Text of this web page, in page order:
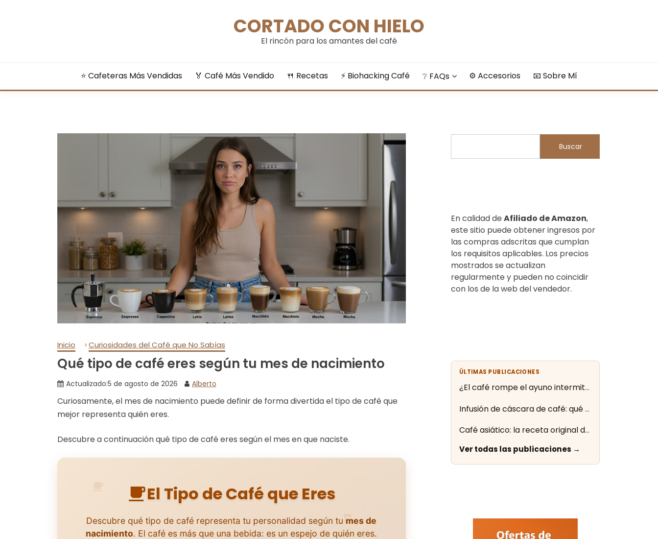
CORTADO CON HIELO
El rincón para los amantes del café
⭐ Cafeteras Más Vendidas 🏅​ Café Más Vendido 🍴​ Recetas ⚡​ Biohacking Café ❔​ FAQs ⚙️ Accesorios ​📧​ Sobre Mí
Inicio ›Curiosidades del Café que No Sabías
Qué tipo de café eres según tu mes de nacimiento
Actualizado:5 de agosto de 2026 Alberto
Curiosamente, el mes de nacimiento puede definir de forma divertida el tipo de café que
mejor representa quién eres.
Descubre a continuación qué tipo de café eres según el mes en que naciste.
El Tipo de Café que Eres
Descubre qué tipo de café representa tu personalidad según tu mes de
nacimiento. El café es más que una bebida: es un espejo de quién eres.
Buscar
En calidad de Afiliado de Amazon,
este sitio puede obtener ingresos por
las compras adscritas que cumplan
los requisitos aplicables. Los precios
mostrados se actualizan
regularmente y pueden no coincidir
con los de la web del vendedor.
ÚLTIMAS PUBLICACIONES
¿El café rompe el ayuno intermitente? Lo que dice la evidencia
Infusión de cáscara de café: qué es la cascara y cómo se prepara
Café asiático: la receta original de Cartagena paso a paso
Ver todas las publicaciones →